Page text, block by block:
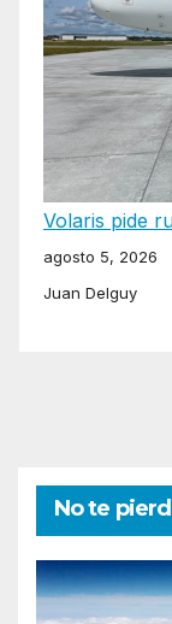
Volaris pide
agosto 5, 2026
Juan Delguy
No te